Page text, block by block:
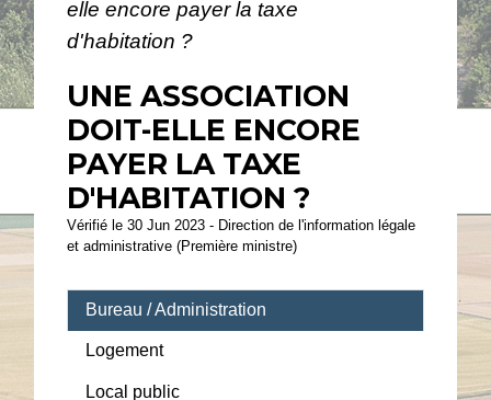
elle encore payer la taxe
d'habitation ?
UNE ASSOCIATION
DOIT-ELLE ENCORE
PAYER LA TAXE
D'HABITATION ?
Vérifié le 30 Jun 2023 - Direction de l'information légale
et administrative (Première ministre)
Bureau / Administration
Logement
Local public